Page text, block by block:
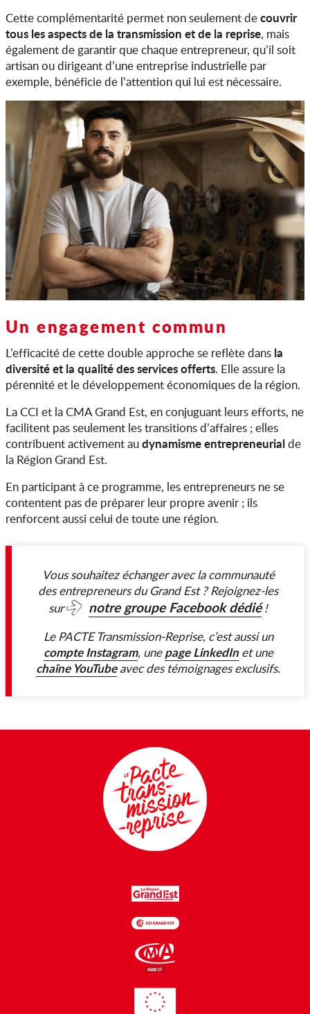
Cette complémentarité permet non seulement decouvrir
tous les aspects de la transmission et de la reprise, mais
également de garantir que chaque entrepreneur, qu’il soit
artisan ou dirigeant d’une entreprise industrielle par
exemple, bénéficie de l’attention qui lui est nécessaire.
Un engagement commun
L’efficacité de cette double approche se reflète dans la
diversité et la qualité des services offerts. Elle assure la
pérennité et le développement économiques de la région.
La CCI et la CMA Grand Est, en conjuguant leurs efforts, ne
facilitent pas seulement les transitions d’affaires ; elles
contribuent activement audynamisme entrepreneurialde
la Région Grand Est.
En participant à ce programme, les entrepreneurs ne se
contentent pas de préparer leur propre avenir ; ils
renforcent aussi celui de toute une région.
Vous souhaitez échanger avec la communauté
des entrepreneurs du Grand Est ? Rejoignez-les
sur
notre groupe Facebook dédié!
Le PACTE Transmission-Reprise, c’est aussi un
compte Instagram, unepage LinkedInet une
chaîne YouTubeavec des témoignages exclusifs.